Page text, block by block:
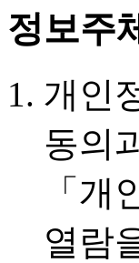
정보주
개인
동의
「
열람